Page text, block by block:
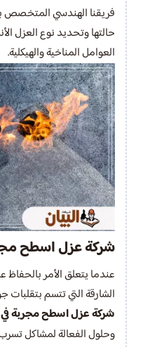
فريقنا الهندسي
حالتها وتحديد نوع العزل
العوامل المناخية والهيكلية.
شركة عزل اسطح
عندما يتعلق الأمر بالحفاظ
الشارقة التي تتسم بتقلبات
شركة عزل اسطح مجربة في
وحلول الفعالة لمشاكل